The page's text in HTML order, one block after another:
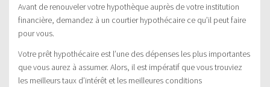
Avant de renouveler votre hypothèque auprès de votre institution
financière, demandez à un courtier hypothécaire ce qu’il peut faire
pour vous.
Votre prêt hypothécaire est l’une des dépenses les plus importantes
que vous aurez à assumer. Alors, il est impératif que vous trouviez
les meilleurs taux d’intérêt et les meilleures conditions